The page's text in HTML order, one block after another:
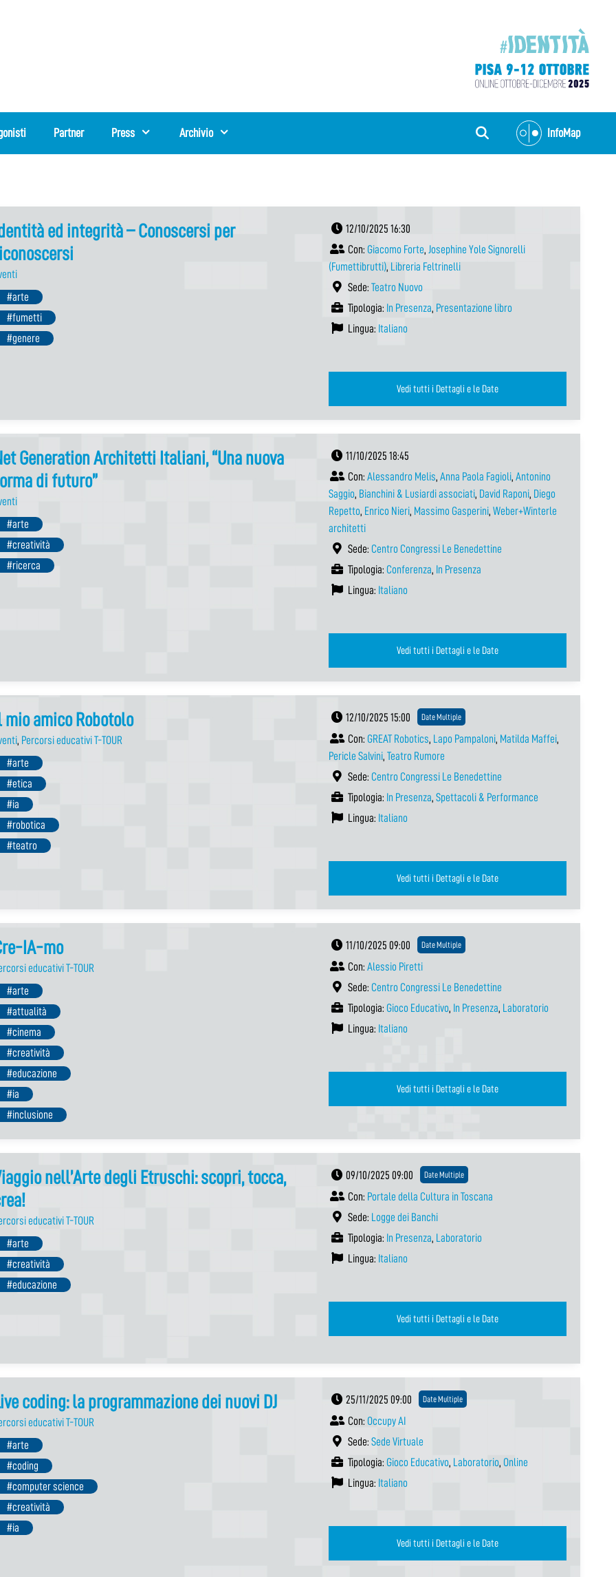
Partner Press Archivio InfoMap
ed integrità – Conoscersi per
#arte
#fumetti
#genere
12/10/2025 16:30
Con: Giacomo Forte, Josephine Yole Signorelli
(Fumettibrutti), Libreria Feltrinelli
Sede: Teatro Nuovo
Tipologia: In Presenza, Presentazione libro
Lingua: Italiano
Vedi tutti i Dettagli e le Date
Generation Architetti Italiani, “Una nuova
di futuro”
#arte
#creatività
#ricerca
11/10/2025 18:45
Con: Alessandro Melis, Anna Paola Fagioli, Antonino
Saggio, Bianchini & Lusiardi associati, David Raponi, Diego
Repetto, Enrico Nieri, Massimo Gasperini, Weber+Winterle
architetti
Sede: Centro Congressi Le Benedettine
Tipologia: Conferenza, In Presenza
Lingua: Italiano
Vedi tutti i Dettagli e le Date
mio amico Robotolo
, Percorsi educativi T-TOUR
#arte
#etica
#ia
#robotica
#teatro
12/10/2025 15:00 Date Multiple
Con: GREAT Robotics, Lapo Pampaloni, Matilda Maffei,
Pericle Salvini, Teatro Rumore
Sede: Centro Congressi Le Benedettine
Tipologia: In Presenza, Spettacoli & Performance
Lingua: Italiano
Vedi tutti i Dettagli e le Date
IA-mo
educativi T-TOUR
#arte
#attualità
#cinema
#creatività
#educazione
#ia
#inclusione
11/10/2025 09:00 Date Multiple
Con: Alessio Piretti
Sede: Centro Congressi Le Benedettine
Tipologia: Gioco Educativo, In Presenza, Laboratorio
Lingua: Italiano
Vedi tutti i Dettagli e le Date
nell’Arte degli Etruschi: scopri, tocca,
educativi T-TOUR
#arte
#creatività
#educazione
09/10/2025 09:00 Date Multiple
Con: Portale della Cultura in Toscana
Sede: Logge dei Banchi
Tipologia: In Presenza, Laboratorio
Lingua: Italiano
Vedi tutti i Dettagli e le Date
coding: la programmazione dei nuovi DJ
educativi T-TOUR
#arte
#coding
#computer science
#creatività
#ia
25/11/2025 09:00 Date Multiple
Con: Occupy AI
Sede: Sede Virtuale
Tipologia: Gioco Educativo, Laboratorio, Online
Lingua: Italiano
Vedi tutti i Dettagli e le Date